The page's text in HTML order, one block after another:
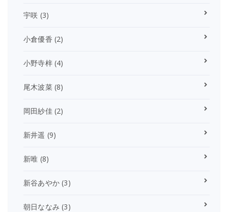
宇咲 (3)
小倉優香 (2)
小野寺梓(4)
尾木波菜(8)
岡田紗佳(2)
新井遥 (9)
新唯 (8)
新谷あやか (3)
朝日ななみ (3)